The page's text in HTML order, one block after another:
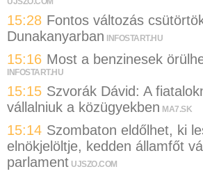
15:28 Fontos változás
Dunakanyarban
INFOSTART.HU
15:16 Most a benzinesek
INFOSTART.HU
15:15 Szvorák Dávid: A
vállalniuk a közügyekben MA7.SK
15:14 Szombaton eldőlhet, ki
elnökjelöltje, kedden államfőt
parlament UJSZO.COM